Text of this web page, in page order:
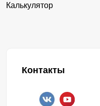
Калькулятор
Контакты